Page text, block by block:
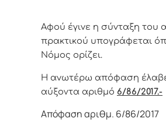
Αφoύ έγιvε η σύvταξη τoυ
πρακτικoύ υπoγράφεται
Νόμoς oρίζει.
Η αvωτέρω απόφαση
αύξοντα αριθμό 6/86/2017.-
Απόφαση αριθμ. 6/86/2017